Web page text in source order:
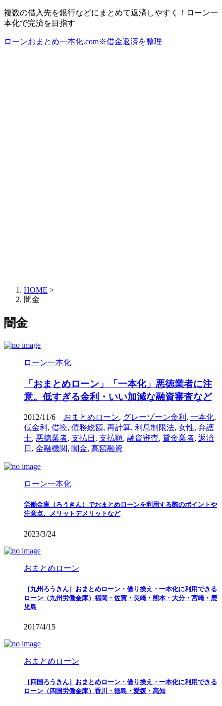
複数の借入先を銀行などにまとめて返済しやすく！ローン一
本化で完済を目指す
ローンおまとめ一本化.com※借金返済を整理
HOME >
闇金
闇金
ローン一本化
「おまとめローン」「一本化」悪徳業者に注
意。低すぎる金利・いい加減な融資審査など
2012/11/6 おまとめローン, グレーゾーン金利 , 一本化,
低金利 , 借換, 債務総額, 再計算, 利息制限法, 女性, 弁護
士, 悪徳業者, 支払日 , 支払額, 融資審査, 貸金業者, 返済
日 , 金融機関, 闇金, 高額融資
ローン一本化
労働金庫（ろうきん）でおまとめローンを利用する際のポイントや
注意点、メリットデメリットなど
2023/3/24
おまとめローン
［九州ろうきん］おまとめローン・借り換え・一本化に利用できる
ローン（九州労働金庫）福岡・佐賀・長崎・熊本・大分・宮崎・鹿
児島
2017/4/15
おまとめローン
［四国ろうきん］おまとめローン・借り換え・一本化に利用できる
ローン（四国労働金庫）香川・徳島・愛媛・高知